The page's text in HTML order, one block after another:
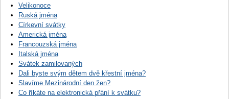
Velikonoce
Ruská jména
Církevní svátky
Americká jména
Francouzská jména
Italská jména
Svátek zamilovaných
Dali byste svým dětem dvě křestní jména?
Slavíme Mezinárodní den žen?
Co říkáte na elektronická přání k svátku?